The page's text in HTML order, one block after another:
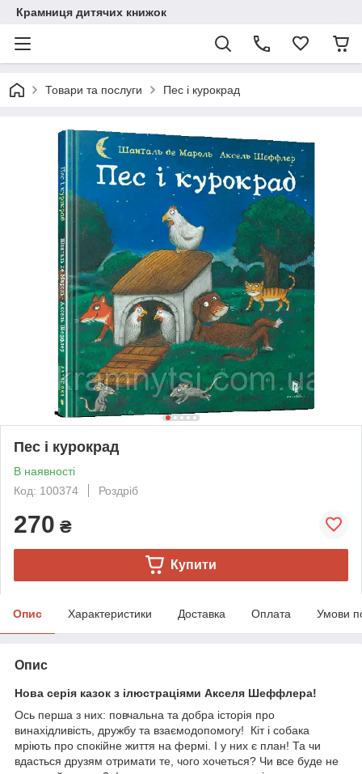
Крамниця дитячих книжок
Товари та послуги Пес і курокрад
Пес і курокрад
В наявності
Код: 100374
Роздріб
270 ₴
Купити
Опис Характеристики Доставка Оплата Умови
Опис
Нова серія казок з ілюстраціями Акселя Шеффлера!
Ось перша з них: повчальна та добра історія про
винахідливість, дружбу та взаємодопомогу! Кіт і собака
мріють про спокійне життя на фермі. І у них є план! Та чи
вдасться друзям отримати те, чого хочеться? Чи все буде не